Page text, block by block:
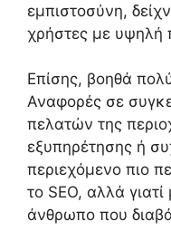
εμπιστοσύνη,
χρήστες με υψηλή
Επίσης, βοηθά
Αναφορές σε
πελατών της
εξυπηρέτησης ή
περιεχόμενο πιο
το SEO, αλλά
άνθρωπο που